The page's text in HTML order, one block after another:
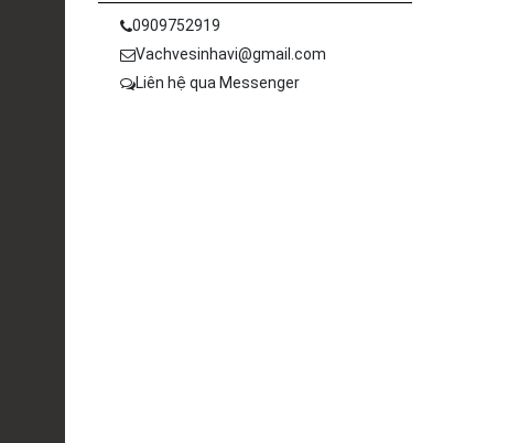
0909752919
Vachvesinhavi@gmail.com
Liên hệ qua Messenger